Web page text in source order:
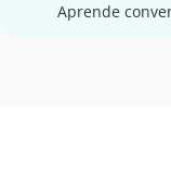
Aprende